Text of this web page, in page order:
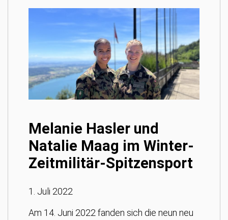
Melanie Hasler und
Natalie Maag im Winter-
Zeitmilitär-Spitzensport
1. Juli 2022
Am 14. Juni 2022 fanden sich die neun neu